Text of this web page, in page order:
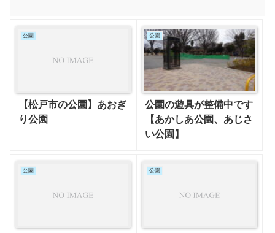
公園
【松戸市の公園】あおぎ
り公園
公園
公園の遊具が整備中です
【あかしあ公園、あじさ
い公園】
公園 公園